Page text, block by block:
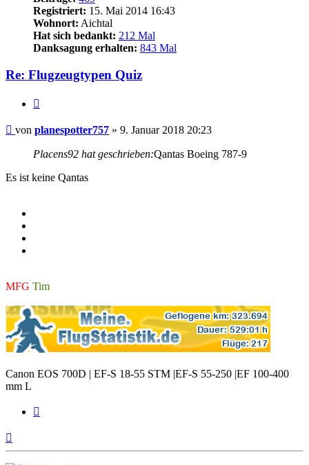
Registriert: 15. Mai 2014 16:43
Wohnort: Aichtal
Hat sich bedankt: 212 Mal
Danksagung erhalten: 843 Mal
Re: Flugzeugtypen Quiz
Beitrag
von planespotter757 » 9. Januar 2018 20:23
Placens92 hat geschrieben:Qantas Boeing 787-9
Es ist keine Qantas
MFG Tim
Canon EOS 700D | EF-S 18-55 STM |EF-S 55-250 |EF 100-400
mm L